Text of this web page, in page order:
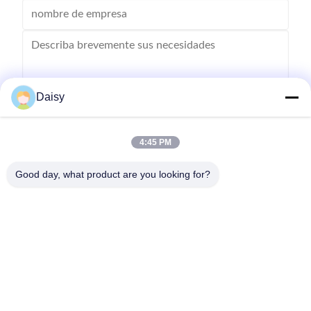
Daisy
4:45 PM
Good day, what product are you looking for?